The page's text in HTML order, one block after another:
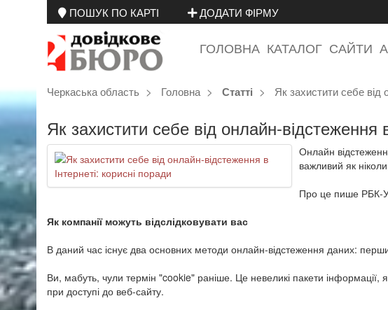
ПОШУК ПО КАРТІ ДОДАТИ ФІРМУ
ГОЛОВНА КАТАЛОГ САЙТИ
Черкаська область Головна Статті Як захистити себе від
Як захистити себе від онлайн-відстеження
Онлайн
важливий як
Про це пише РБК-
Як компанії можуть відслідковувати вас
В даний час існує два основних методи онлайн-відстеження даних:
Ви, мабуть, чули термін "cookie" раніше. Це невеликі пакети
при доступі до веб-сайту.